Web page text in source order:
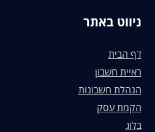
ניווט באתר
דף הבית
ראיית חשבון
הנהלת חשבונות
הקמת עסק
בלוג